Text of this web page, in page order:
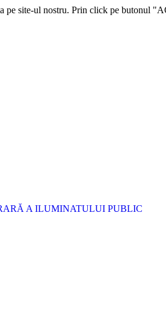
pe site-ul nostru. Prin click pe butonul
A ILUMINATULUI PUBLIC